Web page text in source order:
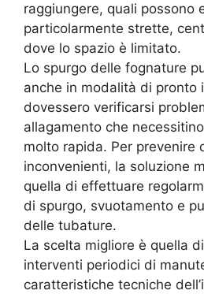
raggiungere, quali possono
particolarmente strette,
dove lo spazio è limitato.
Lo spurgo delle fognature
anche in modalità di pronto
dovessero verificarsi
allagamento che
molto rapida. Per prevenire
inconvenienti, la soluzione
quella di effettuare
di spurgo, svuotamento e
delle tubature.
La scelta migliore è quella
interventi periodici di
caratteristiche tecniche